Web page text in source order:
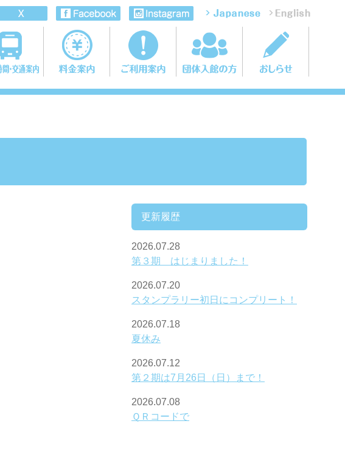
更新履歴
2026.07.28
第３期 はじまりました！
2026.07.20
スタンプラリー初日にコンプリート！
2026.07.18
夏休み
2026.07.12
第２期は7月26日（日）まで！
2026.07.08
ＱＲコードで